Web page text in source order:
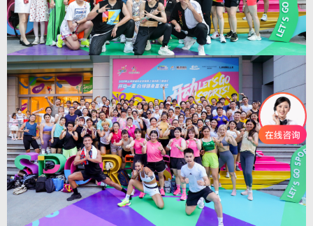
查看详情 >
7
2025-7-7
上海市职工健身汇|2025年上海市城市业余联赛
上海市职工健身汇，开动一夏 白领健身嘉年华
（第二场）
上海市职工健身汇|2025年上海市城市业余联赛上海市职工健身汇，开动一夏
白领健身嘉年华（第二场）。通过此次体育赛事活动带动产品消费，更好满足
大家的多元消费需求，持续激发消费新活力。以文旅商体展的融合创新，为
“夏日经济”注入强劲动能。
>